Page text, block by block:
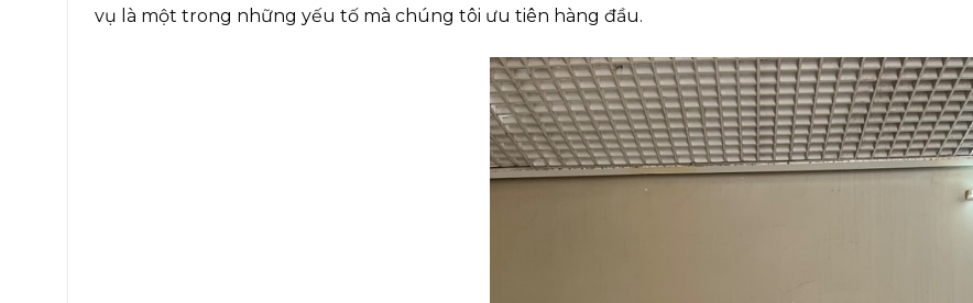
vụ là một trong những yếu tố mà chúng tôi ưu tiên hàng đầu.